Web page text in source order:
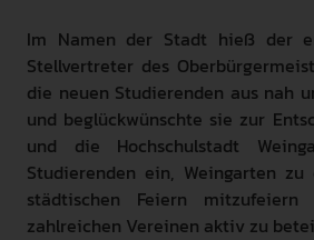
Im Namen der Stadt hieß der
Stellvertreter des
die neuen Studierenden aus nah
und beglückwünschte sie zur
und die Hochschulstadt
Studierenden ein, Weingarten
städtischen Feiern
zahlreichen Vereinen aktiv zu